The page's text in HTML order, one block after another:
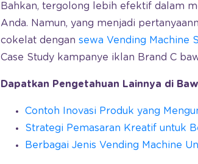
Bahkan, tergolong lebih efektif dalam
Anda. Namun, yang menjadi
cokelat dengan sewa Vending Machine
Case Study kampanye iklan Brand C
Dapatkan Pengetahuan Lainnya di
Contoh Inovasi Produk yang
Strategi Pemasaran Kreatif untuk
Berbagai Jenis Vending Machine